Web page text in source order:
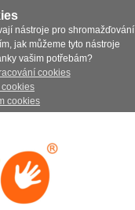
nástroje pro shromažďování
jak můžeme tyto nástroje
vašim potřebám?
cookies
cookies